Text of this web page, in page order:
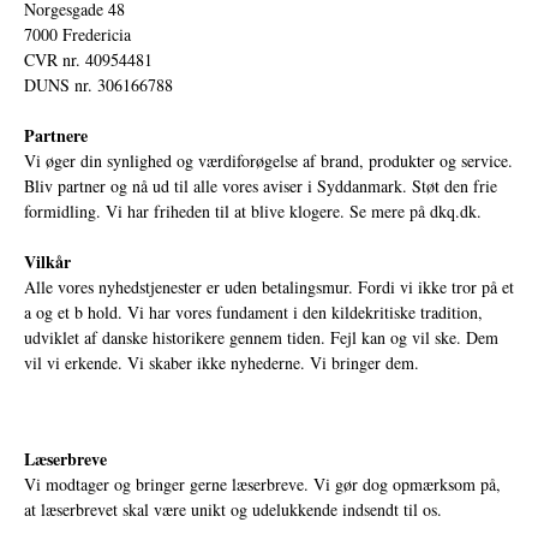
Norgesgade 48
7000 Fredericia
CVR nr. 40954481
DUNS nr. 306166788
Partnere
Vi øger din synlighed og værdiforøgelse af brand, produkter og service.
Bliv partner og nå ud til alle vores aviser i Syddanmark. Støt den frie
formidling. Vi har friheden til at blive klogere. Se mere på dkq.dk.
Vilkår
Alle vores nyhedstjenester er uden betalingsmur. Fordi vi ikke tror på et
a og et b hold. Vi har vores fundament i den kildekritiske tradition,
udviklet af danske historikere gennem tiden. Fejl kan og vil ske. Dem
vil vi erkende. Vi skaber ikke nyhederne. Vi bringer dem.
Læserbreve
Vi modtager og bringer gerne læserbreve. Vi gør dog opmærksom på,
at læserbrevet skal være unikt og udelukkende indsendt til os.